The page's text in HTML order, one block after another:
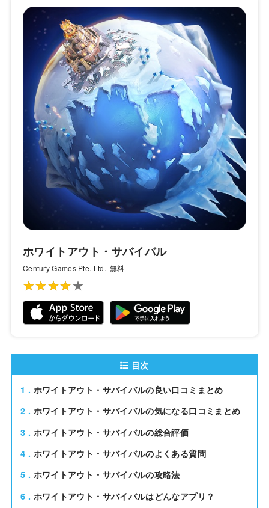
ホワイトアウト・サバイバル
Century Games Pte. Ltd. 無料
★★★★★
★★★★★
目次
1
ホワイトアウト・サバイバルの良い口コミまとめ
2
ホワイトアウト・サバイバルの気になる口コミまとめ
3
ホワイトアウト・サバイバルの総合評価
4
ホワイトアウト・サバイバルのよくある質問
5
ホワイトアウト・サバイバルの攻略法
6
ホワイトアウト・サバイバルはどんなアプリ？